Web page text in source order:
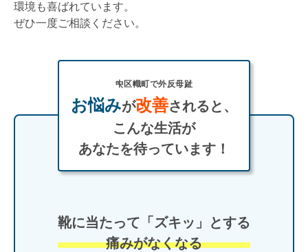
環境も喜ばれています。
ぜひ一度ご相談ください。
中区幟町で外反母趾
お悩みが改善されると、
こんな生活が
あなたを待っています！
靴に当たって「ズキッ」とする
痛みがなくなる